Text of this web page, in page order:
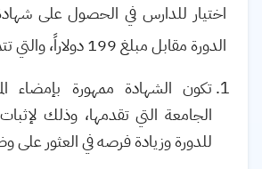
اختيار للدارس في الحصول على
الدورة مقابل مبلغ 199 دولاراً، والتي تتميز بالتالي:
تكون الشهادة ممهورة بإمضاء
الجامعة التي تقدمها، وذلك
للدورة وزيادة فرصه في العثور على